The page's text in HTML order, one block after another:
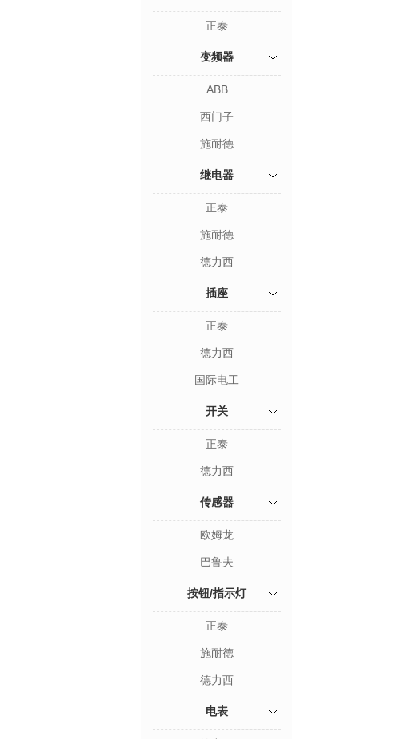
正泰
变频器
ABB
西门子
施耐德
继电器
正泰
施耐德
德力西
插座
正泰
德力西
国际电工
开关
正泰
德力西
传感器
欧姆龙
巴鲁夫
按钮/指示灯
正泰
施耐德
德力西
电表